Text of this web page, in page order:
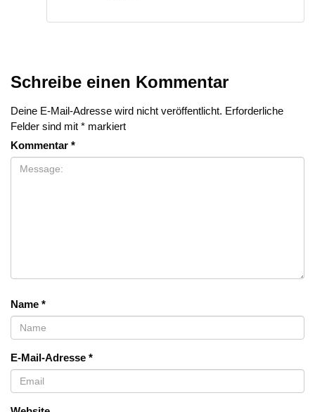
Schreibe einen Kommentar
Deine E-Mail-Adresse wird nicht veröffentlicht. Erforderliche
Felder sind mit * markiert
Kommentar *
Name *
E-Mail-Adresse *